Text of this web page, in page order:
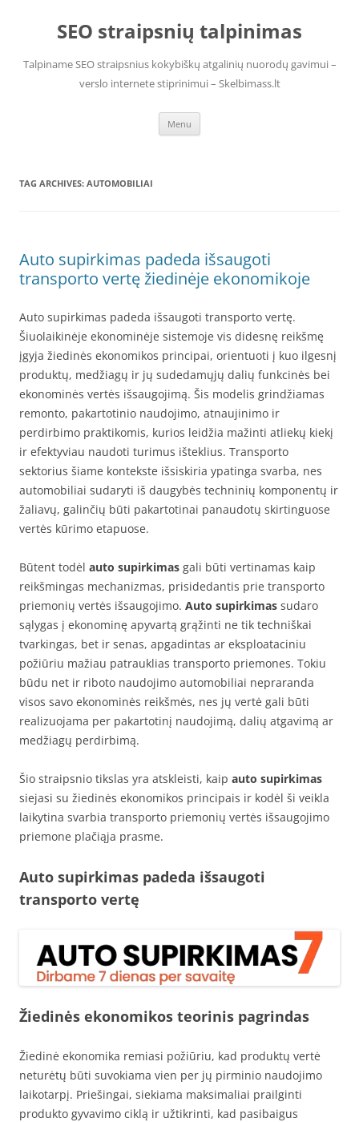
contentSEO straipsnių talpinimas
Talpiname SEO straipsnius kokybiškų atgalinių nuorodų gavimui –
verslo internete stiprinimui – Skelbimass.lt
Menu
TAG ARCHIVES: AUTOMOBILIAI
Auto supirkimas padeda išsaugoti
transporto vertę žiedinėje ekonomikoje
Auto supirkimas padeda išsaugoti transporto vertę.
Šiuolaikinėje ekonominėje sistemoje vis didesnę reikšmę
įgyja žiedinės ekonomikos principai, orientuoti į kuo ilgesnį
produktų, medžiagų ir jų sudedamųjų dalių funkcinės bei
ekonominės vertės išsaugojimą. Šis modelis grindžiamas
remonto, pakartotinio naudojimo, atnaujinimo ir
perdirbimo praktikomis, kurios leidžia mažinti atliekų kiekį
ir efektyviau naudoti turimus išteklius. Transporto
sektorius šiame kontekste išsiskiria ypatinga svarba, nes
automobiliai sudaryti iš daugybės techninių komponentų ir
žaliavų, galinčių būti pakartotinai panaudotų skirtinguose
vertės kūrimo etapuose.
Būtent todėl auto supirkimas gali būti vertinamas kaip
reikšmingas mechanizmas, prisidedantis prie transporto
priemonių vertės išsaugojimo. Auto supirkimas sudaro
sąlygas į ekonominę apyvartą grąžinti ne tik techniškai
tvarkingas, bet ir senas, apgadintas ar eksploataciniu
požiūriu mažiau patrauklias transporto priemones. Tokiu
būdu net ir riboto naudojimo automobiliai nepraranda
visos savo ekonominės reikšmės, nes jų vertė gali būti
realizuojama per pakartotinį naudojimą, dalių atgavimą ar
medžiagų perdirbimą.
Šio straipsnio tikslas yra atskleisti, kaip auto supirkimas
siejasi su žiedinės ekonomikos principais ir kodėl ši veikla
laikytina svarbia transporto priemonių vertės išsaugojimo
priemone plačiąja prasme.
Auto supirkimas padeda išsaugoti
transporto vertę
Žiedinės ekonomikos teorinis pagrindas
Žiedinė ekonomika remiasi požiūriu, kad produktų vertė
neturėtų būti suvokiama vien per jų pirminio naudojimo
laikotarpį. Priešingai, siekiama maksimaliai prailginti
produkto gyvavimo ciklą ir užtikrinti, kad pasibaigus